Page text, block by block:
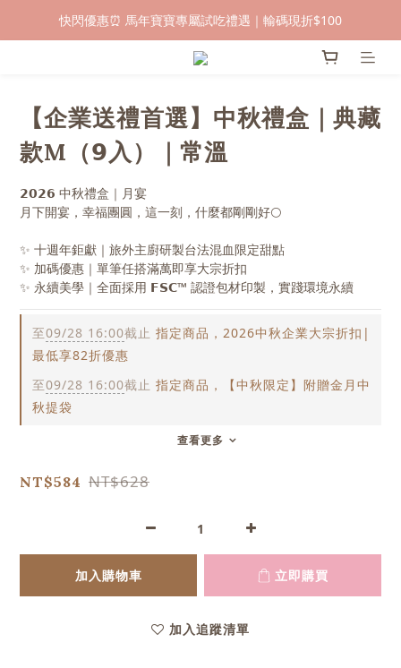
早鳥倒數🌕單盒最低只要$584🔥滿萬即享大宗優惠
快閃優惠⏰ 馬年寶寶專屬試吃禮遇｜輸碼現折$100
早鳥倒數🌕單盒最低只要$584🔥滿萬即享大宗優惠
【企業送禮首選】中秋禮盒｜典藏
款M（𝟵入）｜常溫
𝟮𝟬𝟮𝟲 中秋禮盒｜月宴
月下開宴，幸福團圓，這一刻，什麼都剛剛好🌕
✨ 十週年鉅獻｜旅外主廚研製台法混血限定甜點
✨ 加碼優惠｜單筆任搭滿萬即享大宗折扣
✨ 永續美學｜全面採用 𝗙𝗦𝗖™ 認證包材印製，實踐環境永續
至09/28 16:00截止 指定商品，2026中秋企業大宗折扣|
最低享82折優惠
至09/28 16:00截止 指定商品，【中秋限定】附贈金月中
秋提袋
查看更多
NT$584 NT$628
加入購物車 立即購買
加入追蹤清單